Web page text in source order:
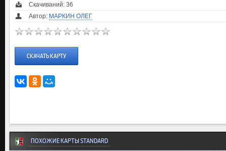
Скачиваний: 36
Автор: МАРКИН ОЛЕГ
СКАЧАТЬ КАРТУ
ПОХОЖИЕ КАРТЫ STANDARD